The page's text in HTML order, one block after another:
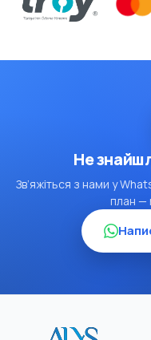
Не
Зв’яжіться з нами у
план —